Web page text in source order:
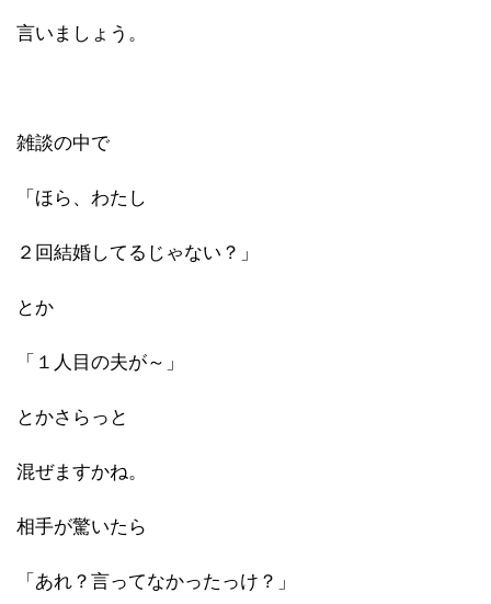
言いましょう。
雑談の中で
「ほら、わたし
２回結婚してるじゃない？」
とか
「１人目の夫が～」
とかさらっと
混ぜますかね。
相手が驚いたら
「あれ？言ってなかったっけ？」